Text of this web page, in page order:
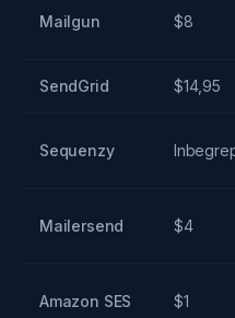
Mailgun $8
SendGrid $14,95
Sequenzy
Mailersend $4
Amazon SES $1